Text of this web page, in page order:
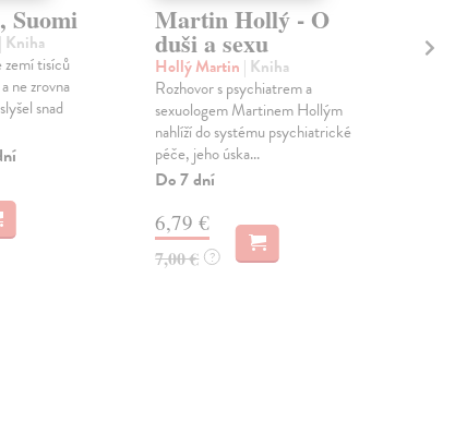
Suomi
| Kniha
tisíců
ne zrovna
snad
Martin Hollý - O
duši a sexu
Hollý Martin | Kniha
Rozhovor s psychiatrem a
sexuologem Martinem Hollým
nahlíží do systému psychiatrické
péče, jeho úska...
Do 7 dní
6,79 €
7,00 € ?